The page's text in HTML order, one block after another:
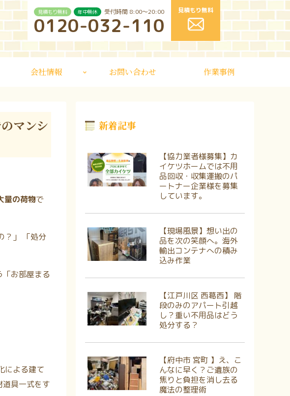
見積もり無料 年中無休 受付時間 8:00〜20:00
0120-032-110
見積もり無料
会社情報 お問い合わせ 作業事例
マンシ
量の荷物で
？」 「処分
お部屋まる
による建て
具一式をす
新着記事
【協力業者様募集】カ
イケツホームでは不用
品回収・収集運搬のパ
ートナー企業様を募集
しています。
【現場風景】想い出の
品を次の笑顔へ。海外
輸出コンテナへの積み
込み作業
【江戸川区 西葛西】 階
段のみのアパート引越
し？重い不用品はどう
処分する？
【府中市 宮町 】え、こ
んなに早く？ご遺族の
焦りと負担を消し去る
魔法の整理術